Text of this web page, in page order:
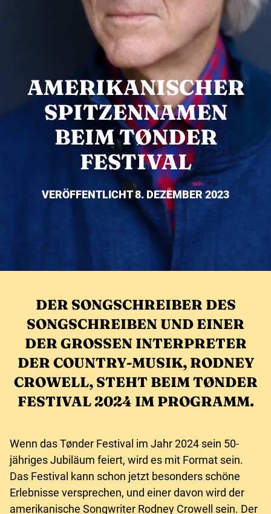
AMERIKANISCHER
SPITZENNAMEN
BEIM TØNDER
FESTIVAL
VERÖFFENTLICHT 8. DEZEMBER 2023
DER SONGSCHREIBER DES
SONGSCHREIBEN UND EINER
DER GROSSEN INTERPRETER D
ER COUNTRY-MUSIK, RODNEY C
ROWELL, STEHT BEIM TØNDER F
ESTIVAL 2024 IM PROGRAMM.
Wenn das Tønder Festival im Jahr 2024 sein 50-
jähriges Jubiläum feiert, wird es mit Format sein.
Das Festival kann schon jetzt besonders schöne
Erlebnisse versprechen, und einer davon wird der
amerikanische Songwriter Rodney Crowell sein. Der